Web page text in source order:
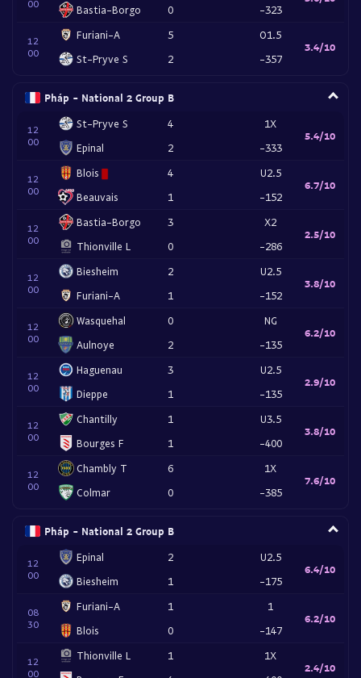
00
Bastia-Borgo
0
-323
12
00
Furiani-A
St-Pryve S
5
2
O1.5
-357
3.4/10
Pháp - National 2 Group B
12
00
St-Pryve S
Epinal
4
2
1X
-333
5.4/10
12
00
Blois
Beauvais
4
1
U2.5
-152
6.7/10
12
00
Bastia-Borgo
Thionville L
3
0
X2
-286
2.5/10
12
00
Biesheim
Furiani-A
2
1
U2.5
-152
3.8/10
12
00
Wasquehal
Aulnoye
0
2
NG
-135
6.2/10
12
00
Haguenau
Dieppe
3
1
U2.5
-135
2.9/10
12
00
Chantilly
Bourges F
1
1
U3.5
-400
3.8/10
12
00
Chambly T
Colmar
6
0
1X
-385
7.6/10
Pháp - National 2 Group B
12
00
Epinal
Biesheim
2
1
U2.5
-175
6.4/10
08
30
Furiani-A
Blois
1
0
1
-147
6.2/10
12
00
Thionville L
1
1X
2.4/10